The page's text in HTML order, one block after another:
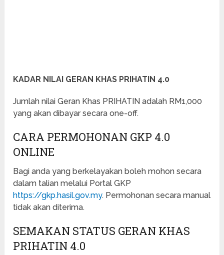
KADAR NILAI GERAN KHAS PRIHATIN 4.0
Jumlah nilai Geran Khas PRIHATIN adalah RM1,000
yang akan dibayar secara one-off.
CARA PERMOHONAN GKP 4.0
ONLINE
Bagi anda yang berkelayakan boleh mohon secara
dalam talian melalui Portal GKP
https://gkp.hasil.gov.my. Permohonan secara manual
tidak akan diterima.
SEMAKAN STATUS GERAN KHAS
PRIHATIN 4.0